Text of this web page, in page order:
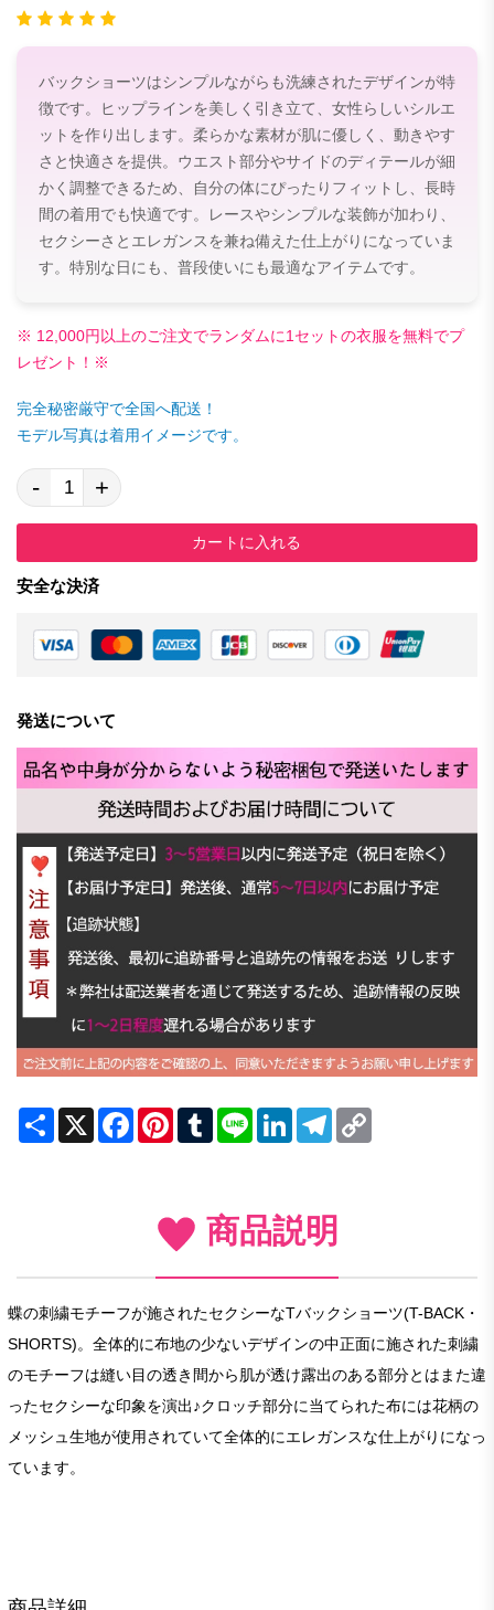
バックショーツはシンプルながらも洗練されたデザインが特
徴です。ヒップラインを美しく引き立て、女性らしいシルエ
ットを作り出します。柔らかな素材が肌に優しく、動きやす
さと快適さを提供。ウエスト部分やサイドのディテールが細
かく調整できるため、自分の体にぴったりフィットし、長時
間の着用でも快適です。レースやシンプルな装飾が加わり、
セクシーさとエレガンスを兼ね備えた仕上がりになっていま
す。特別な日にも、普段使いにも最適なアイテムです。
※ 12,000円以上のご注文でランダムに1セットの衣服を無料でプ
レゼント！※
完全秘密厳守で全国へ配送！
モデル写真は着用イメージです。
- +
カートに入れる
安全な決済
発送について
Share X FacebookPinterestTumblrLine LinkedInTelegram
商品説明
蝶の刺繍モチーフが施されたセクシーなTバックショーツ(T-BACK・
SHORTS)。全体的に布地の少ないデザインの中正面に施された刺繍
のモチーフは縫い目の透き間から肌が透け露出のある部分とはまた違
ったセクシーな印象を演出♪クロッチ部分に当てられた布には花柄の
メッシュ生地が使用されていて全体的にエレガンスな仕上がりになっ
ています。